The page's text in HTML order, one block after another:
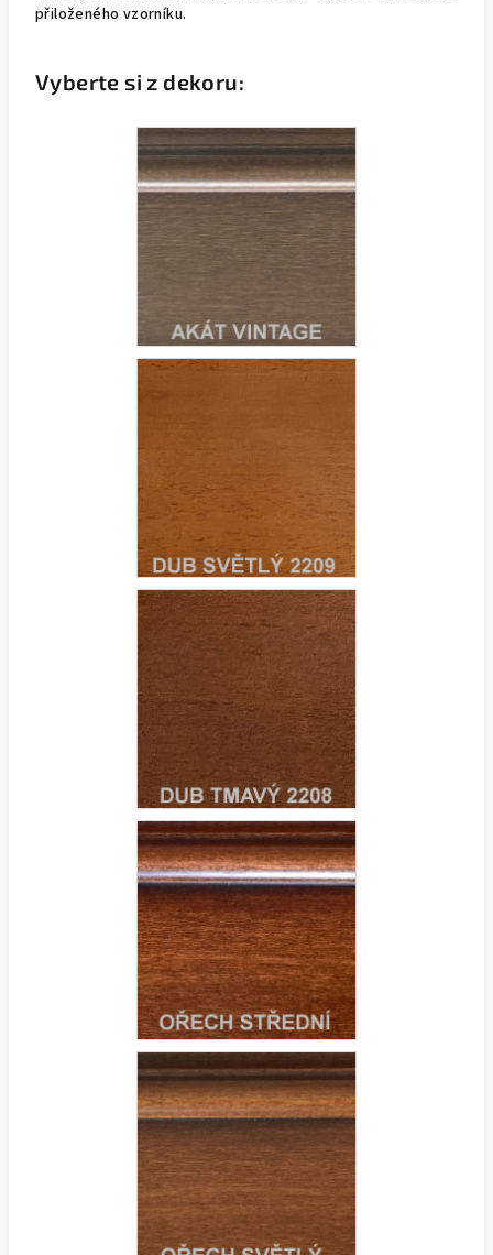
přiloženého vzorníku.
Vyberte si z dekoru: